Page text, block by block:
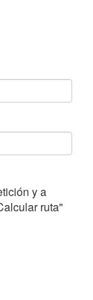
y a
ruta"